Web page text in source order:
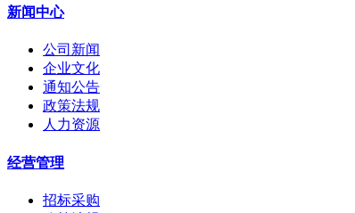
新闻中心
公司新闻
企业文化
通知公告
政策法规
人力资源
经营管理
招标采购